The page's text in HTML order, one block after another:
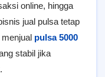
online, hingga
jual pulsa tetap
pulsa 5000
stabil jika